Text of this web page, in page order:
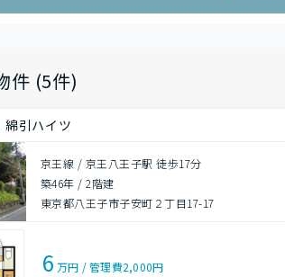
件 (5件)
綿引ハイツ
京王線 / 京王八王子駅 徒歩17分
築46年 /2階建
東京都八王子市子安町２丁目17-17
6 万円 /管理費2,000円